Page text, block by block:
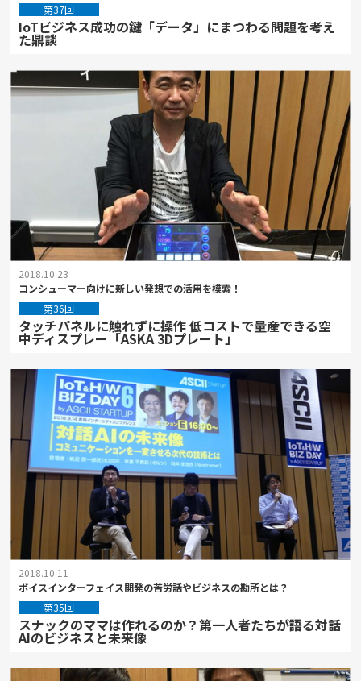
第37回
IoTビジネス成功の鍵「データ」にまつわる問題を考え
た鼎談
2018.10.23
コンシューマー向けに新しい発想での活用を模索！
第36回
タッチパネルに触れずに操作 低コストで量産できる空
中ディスプレー「ASKA 3Dプレート」
2018.10.11
ボイスインターフェイス開発の苦労話やビジネスの勘所とは？
第35回
スナックのママは作れるのか？第一人者たちが語る対話
AIのビジネスと未来像